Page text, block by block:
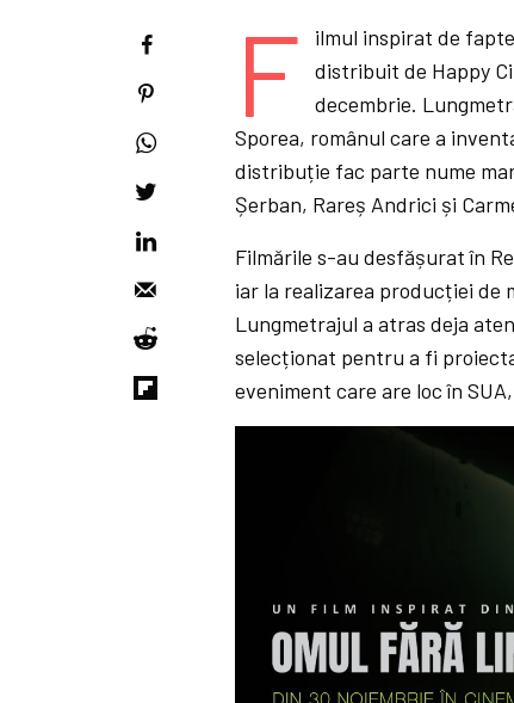
F
ilmul inspirat de
distribuit de Happy
decembrie.
Sporea, românul care a
distribuție fac parte nume
Șerban, Rareș Andrici și
Filmările s-au desfășurat în
iar la realizarea producției de
Lungmetrajul a atras deja
selecționat pentru a fi
eveniment care are loc în